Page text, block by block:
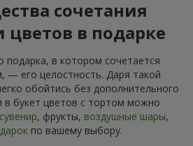
сочетания
цветов в подарке
подарка, в котором сочетается
— его целостность. Даря такой
обойтись без дополнительного
в букет цветов с тортом можно
сувенир, фрукты, воздушные шары,
по вашему выбору.